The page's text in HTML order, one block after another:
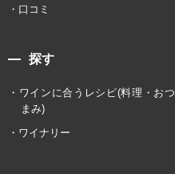
口コミ
探す
ワインに合うレシピ(料理・おつ
まみ)
ワイナリー